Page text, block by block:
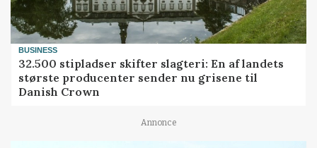
BUSINESS
32.500 stipladser skifter slagteri: En af landets
største producenter sender nu grisene til
Danish Crown
Annonce